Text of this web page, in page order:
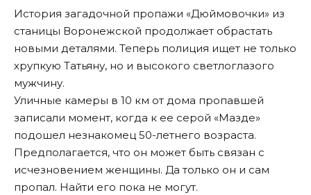
История загадочной пропажи «Дюймовочки» из
станицы Воронежской продолжает обрастать
новыми деталями. Теперь полиция ищет не только
хрупкую Татьяну, но и высокого светлоглазого
мужчину.
Уличные камеры в 10 км от дома пропавшей
записали момент, когда к ее серой «Мазде»
подошел незнакомец 50-летнего возраста.
Предполагается, что он может быть связан с
исчезновением женщины. Да только он и сам
пропал. Найти его пока не могут.